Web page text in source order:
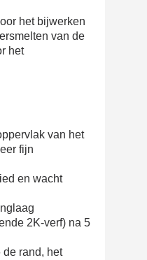
het bijwerken
van de
het
van het
fijn
en wacht
2K-verf) na 5
rand, het